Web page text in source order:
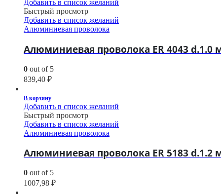
Добавить в список желаний
Быстрый просмотр
Добавить в список желаний
Алюминиевая проволока
Алюминиевая проволока ER 4043 d.1.0
0 out of 5
839,40 ₽
В корзину
Добавить в список желаний
Быстрый просмотр
Добавить в список желаний
Алюминиевая проволока
Алюминиевая проволока ER 5183 d.1.2
0 out of 5
1007,98 ₽